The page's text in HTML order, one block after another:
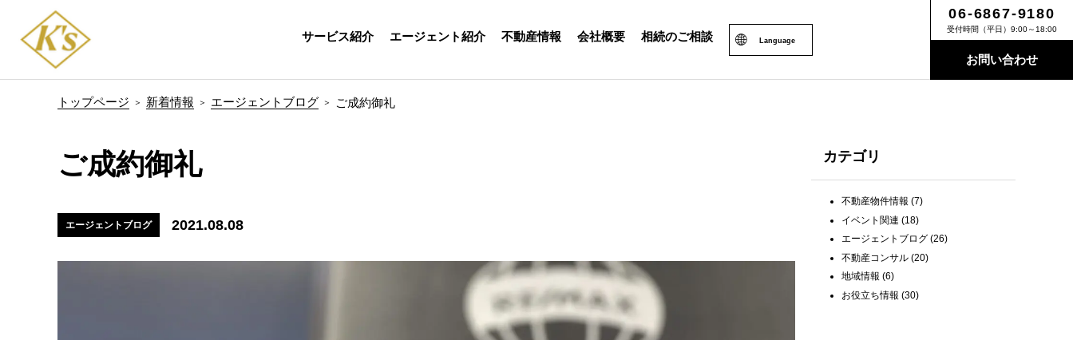
サービス紹介 エージェント紹介 不動産情報 会社概要 相続のご相談 Language
06-6867-9180
受付時間（平日）9:00～18:00
お問い合わせ
トップページ 新着情報 エージェントブログ ご成約御礼
ご成約御礼
エージェントブログ 2021.08.08
カテゴリ
不動産物件情報 (7)
イベント関連 (18)
エージェントブログ(26)
不動産コンサル(20)
地域情報 (6)
お役立ち情報 (30)